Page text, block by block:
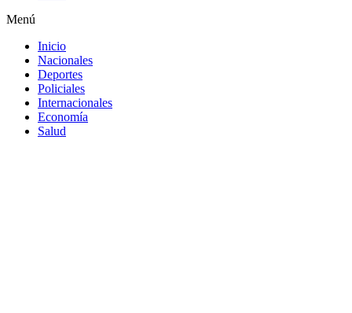
Menú
Inicio
Nacionales
Deportes
Policiales
Internacionales
Economía
Salud